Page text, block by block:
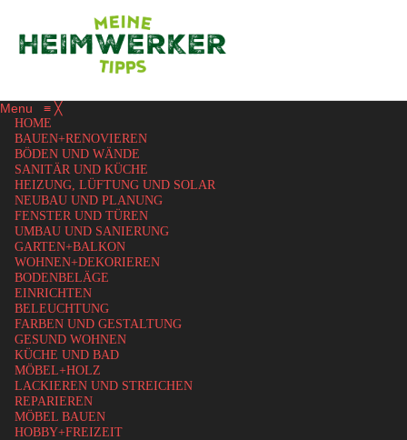
Menu ≡ ╳
HOME
BAUEN+RENOVIEREN
BÖDEN UND WÄNDE
SANITÄR UND KÜCHE
HEIZUNG, LÜFTUNG UND SOLAR
NEUBAU UND PLANUNG
FENSTER UND TÜREN
UMBAU UND SANIERUNG
GARTEN+BALKON
WOHNEN+DEKORIEREN
BODENBELÄGE
EINRICHTEN
BELEUCHTUNG
FARBEN UND GESTALTUNG
GESUND WOHNEN
KÜCHE UND BAD
MÖBEL+HOLZ
LACKIEREN UND STREICHEN
REPARIEREN
MÖBEL BAUEN
HOBBY+FREIZEIT